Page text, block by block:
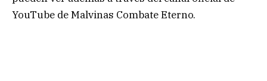
YouTube de Malvinas Combate Eterno.